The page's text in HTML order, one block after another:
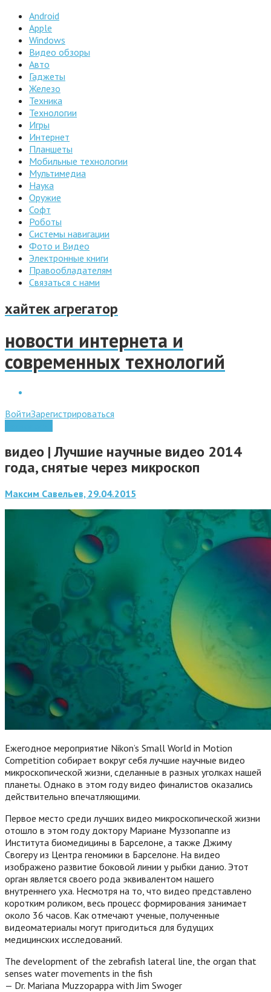
Android
Apple
Windows
Видео обзоры
Авто
Гаджеты
Железо
Техника
Технологии
Игры
Интернет
Планшеты
Мобильные технологии
Мультимедиа
Наука
Оружие
Софт
Роботы
Системы навигации
Фото и Видео
Электронные книги
Правообладателям
Связаться с нами
хайтек агрегатор
новости интернета и
современных технологий
ВойтиЗарегистрироваться
видео | Лучшие научные видео 2014
года, снятые через микроскоп
Максим Савельев, 29.04.2015
Ежегодное мероприятие Nikon’s Small World in Motion
Competition собирает вокруг себя лучшие научные видео
микроскопической жизни, сделанные в разных уголках нашей
планеты. Однако в этом году видео финалистов оказались
действительно впечатляющими.
Первое место среди лучших видео микроскопической жизни
отошло в этом году доктору Мариане Муззопаппе из
Института биомедицины в Барселоне, а также Джиму
Свогеру из Центра геномики в Барселоне. На видео
изображено развитие боковой линии у рыбки данио. Этот
орган является своего рода эквивалентом нашего
внутреннего уха. Несмотря на то, что видео представлено
коротким роликом, весь процесс формирования занимает
около 36 часов. Как отмечают ученые, полученные
видеоматериалы могут пригодиться для будущих
медицинских исследований.
The development of the zebrafish lateral line, the organ that
senses water movements in the fish
— Dr. Mariana Muzzopappa with Jim Swoger